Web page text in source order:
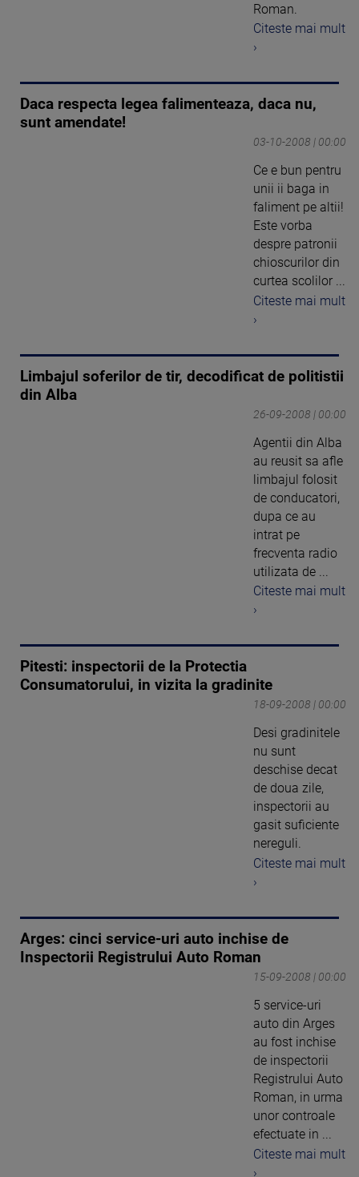
Roman.
Citeste mai mult
›
Daca respecta legea falimenteaza, daca nu,
sunt amendate!
03-10-2008 | 00:00
Ce e bun pentru
unii ii baga in
faliment pe altii!
Este vorba
despre patronii
chioscurilor din
curtea scolilor ...
Citeste mai mult
›
Limbajul soferilor de tir, decodificat de politistii
din Alba
26-09-2008 | 00:00
Agentii din Alba
au reusit sa afle
limbajul folosit
de conducatori,
dupa ce au
intrat pe
frecventa radio
utilizata de ...
Citeste mai mult
›
Pitesti: inspectorii de la Protectia
Consumatorului, in vizita la gradinite
18-09-2008 | 00:00
Desi gradinitele
nu sunt
deschise decat
de doua zile,
inspectorii au
gasit suficiente
nereguli.
Citeste mai mult
›
Arges: cinci service-uri auto inchise de
Inspectorii Registrului Auto Roman
15-09-2008 | 00:00
5 service-uri
auto din Arges
au fost inchise
de inspectorii
Registrului Auto
Roman, in urma
unor controale
efectuate in ...
Citeste mai mult
›